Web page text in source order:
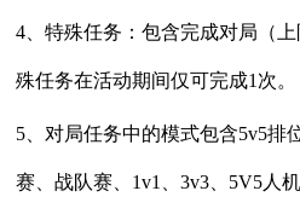
4、特殊任务：包含完成对局（
殊任务在活动期间仅可完成1次。
5、对局任务中的模式包含5v5排
赛、战队赛、1v1、3v3、5V5人